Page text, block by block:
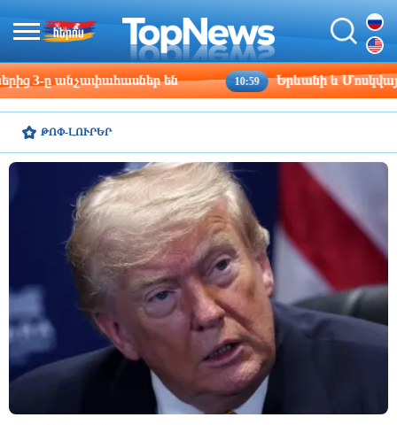
10:59 Երևանի և Մոսկվայի տակտիկական պատերազմ․․․
ԹՈՓ-ԼՈՒՐԵՐ